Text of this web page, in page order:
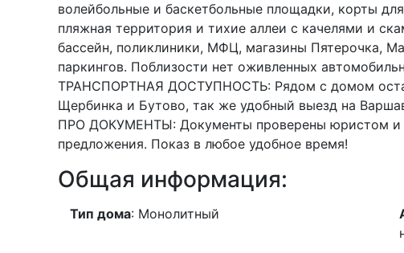
волейбольные и баскетбольные площадки, корты
пляжная территория и тихие аллеи с качелями и
бассейн, поликлиники, МФЦ, магазины Пятерочка,
паркингов. Поблизости нет оживленных
ТРАНСПОРТНАЯ ДОСТУПНОСТЬ: Рядом с домом
Щербинка и Бутово, так же удобный выезд на
ПРО ДОКУМЕНТЫ: Документы проверены юристом и
предложения. Показ в любое удобное время!
Общая информация:
Тип дома: Монолитный